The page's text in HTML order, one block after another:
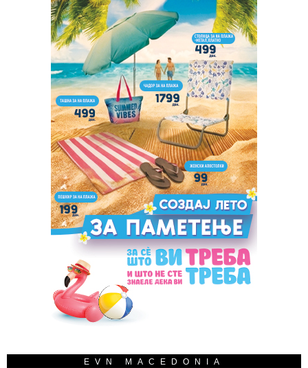
EVN MACEDONIA